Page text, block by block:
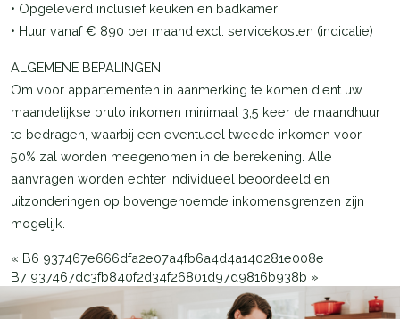
• Opgeleverd inclusief keuken en badkamer
• Huur vanaf € 890 per maand excl. servicekosten (indicatie)
ALGEMENE BEPALINGEN
Om voor appartementen in aanmerking te komen dient uw
maandelijkse bruto inkomen minimaal 3,5 keer de maandhuur
te bedragen, waarbij een eventueel tweede inkomen voor
50% zal worden meegenomen in de berekening. Alle
aanvragen worden echter individueel beoordeeld en
uitzonderingen op bovengenoemde inkomensgrenzen zijn
mogelijk.
« B6 937467e666dfa2e07a4fb6a4d4a140281e008e
B7 937467dc3fb840f2d34f26801d97d9816b938b »